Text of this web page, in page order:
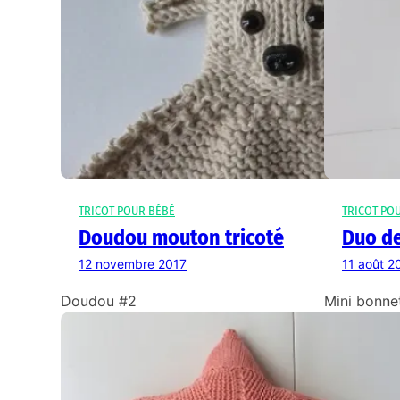
TRICOT POUR BÉBÉ
Doudou mouton tricoté
12 novembre 2017
Doudou #2
TRICOT
Duo
11 août
Mini